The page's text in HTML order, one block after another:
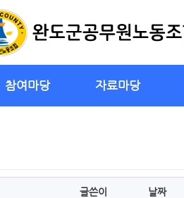
참여마당 자료마당
글쓴이 날짜